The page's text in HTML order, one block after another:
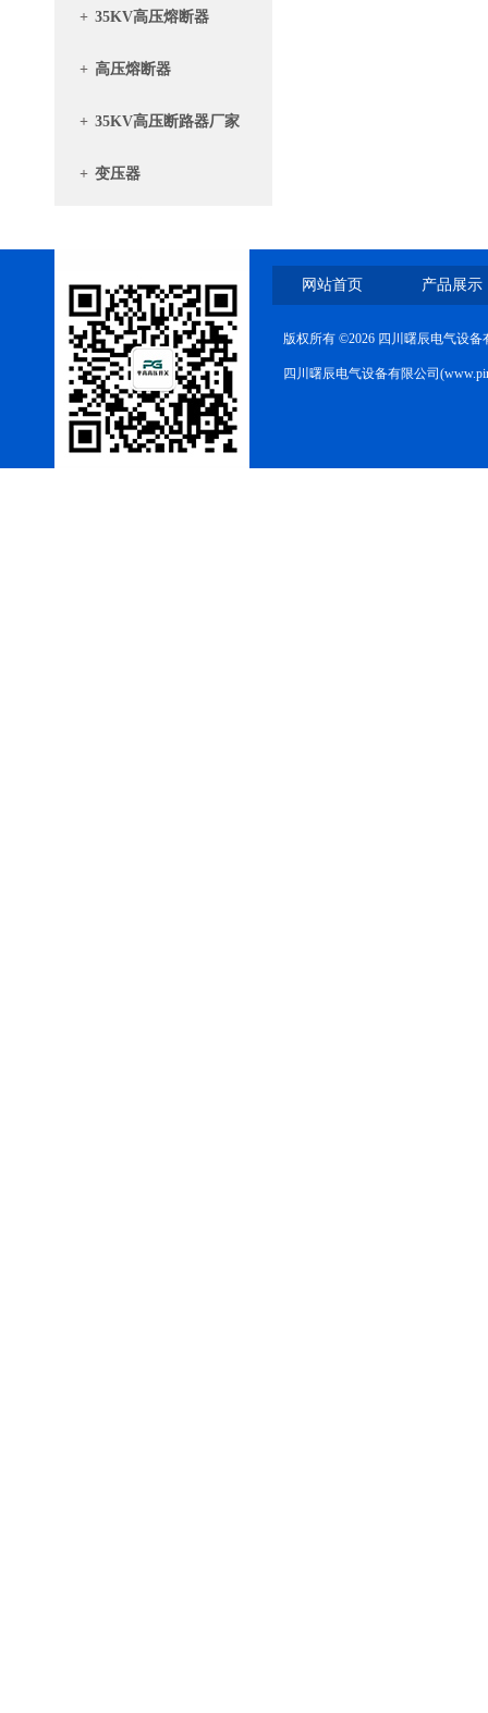
+ 35KV高压熔断器
+ 高压熔断器
+ 35KV高压断路器厂家
+ 变压器
网站首页 产品展示
版权所有 ©2026 四川曙辰电气设
四川曙辰电气设备有限公司